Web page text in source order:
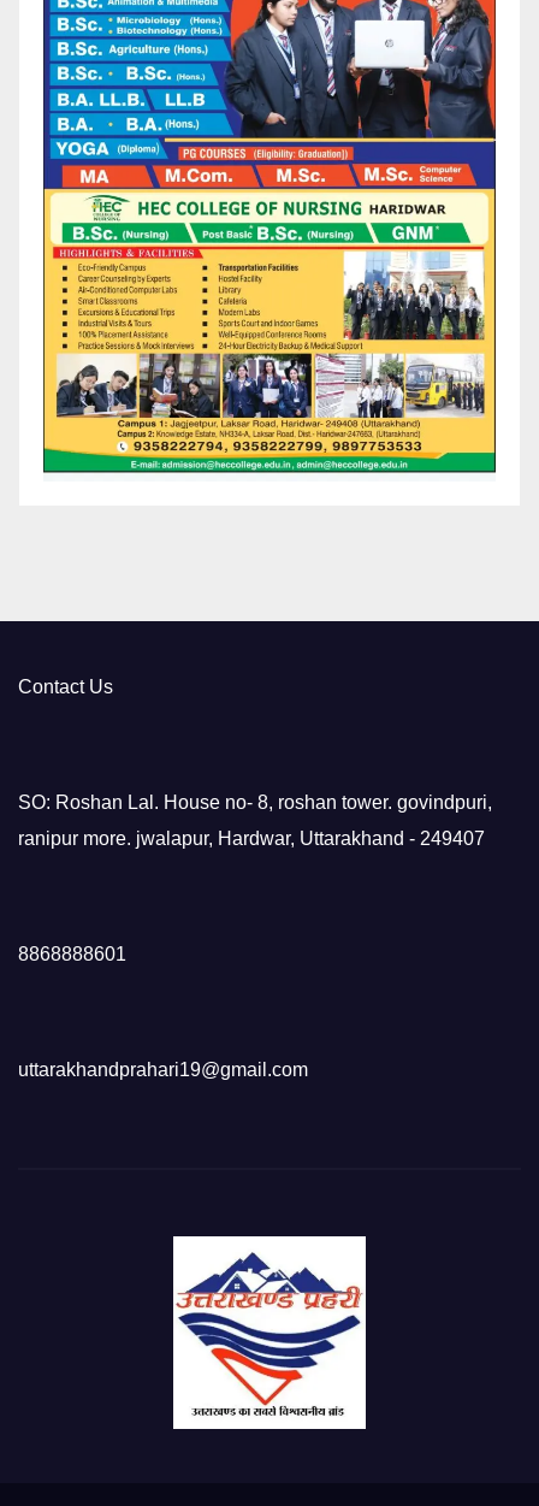
Contact Us
SO: Roshan Lal. House no- 8, roshan tower. govindpuri,
ranipur more. jwalapur, Hardwar, Uttarakhand - 249407
8868888601
uttarakhandprahari19@gmail.com